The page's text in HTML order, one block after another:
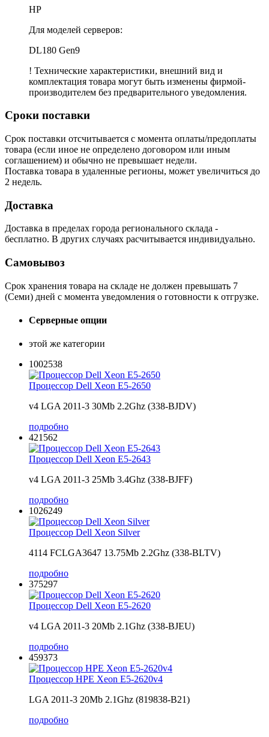
HP
Для моделей серверов:
DL180 Gen9
! Технические характеристики, внешний вид и
комплектация товара могут быть изменены фирмой-
производителем без предварительного уведомления.
Сроки поставки
Срок поставки отсчитывается с момента оплаты/предоплаты
товара (если иное не определено договором или иным
соглашением) и обычно не превышает недели.
Поставка товара в удаленные регионы, может увеличиться до
2 недель.
Доставка
Доставка в пределах города регионального склада -
бесплатно. В других случаях расчитывается индивидуально.
Самовывоз
Срок хранения товара на складе не должен превышать 7
(Семи) дней с момента уведомления о готовности к отгрузке.
Серверные опции
этой же категории
1002538
Процессор Dell Xeon E5-2650
v4 LGA 2011-3 30Mb 2.2Ghz (338-BJDV)
подробно
421562
Процессор Dell Xeon E5-2643
v4 LGA 2011-3 25Mb 3.4Ghz (338-BJFF)
подробно
1026249
Процессор Dell Xeon Silver
4114 FCLGA3647 13.75Mb 2.2Ghz (338-BLTV)
подробно
375297
Процессор Dell Xeon E5-2620
v4 LGA 2011-3 20Mb 2.1Ghz (338-BJEU)
подробно
459373
Процессор HPE Xeon E5-2620v4
LGA 2011-3 20Mb 2.1Ghz (819838-B21)
подробно